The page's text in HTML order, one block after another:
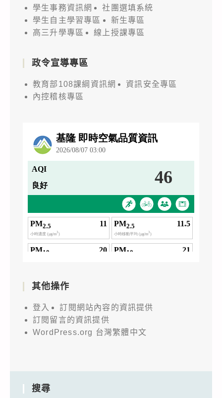
學生事務資訊網
社團選填系統
學生自主學習專區
新生專區
高三升學專區
線上授課專區
政令宣導專區
教育部108課綱資訊網
資訊安全專區
內控稽核專區
其他操作
登入
訂閱網站內容的資訊提供
訂閱留言的資訊提供
WordPress.org 台灣繁體中文
搜尋